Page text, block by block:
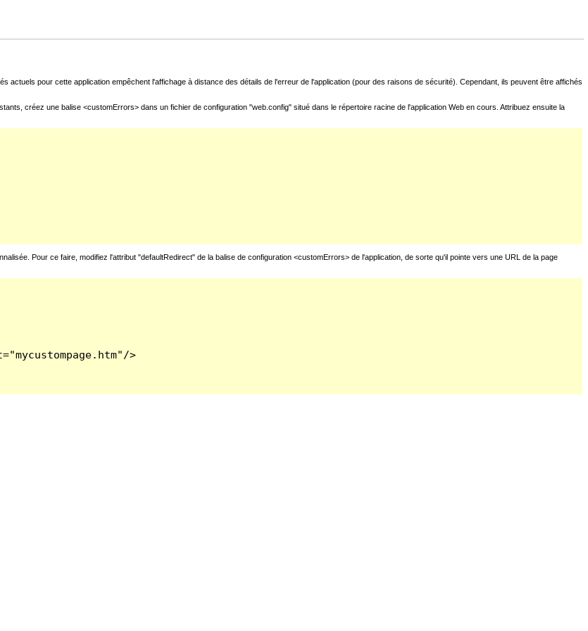
pour cette application empêchent l'affichage à distance des détails de l'erreur de l'application (pour des raisons de sécurité). Cependant, ils peuvent être affichés
créez une balise <customErrors> dans un fichier de configuration "web.config" situé dans le répertoire racine de l'application Web en cours. Attribuez ensuite la
Pour ce faire, modifiez l'attribut "defaultRedirect" de la balise de configuration <customErrors> de l'application, de sorte qu'il pointe vers une URL de la page
>